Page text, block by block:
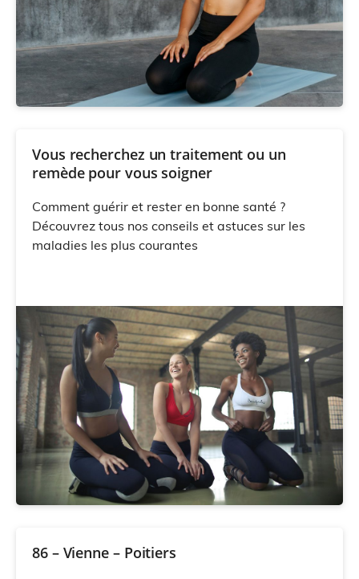
Vous recherchez un traitement ou un
remède pour vous soigner
Comment guérir et rester en bonne santé ?
Découvrez tous nos conseils et astuces sur les
maladies les plus courantes
86 – Vienne – Poitiers